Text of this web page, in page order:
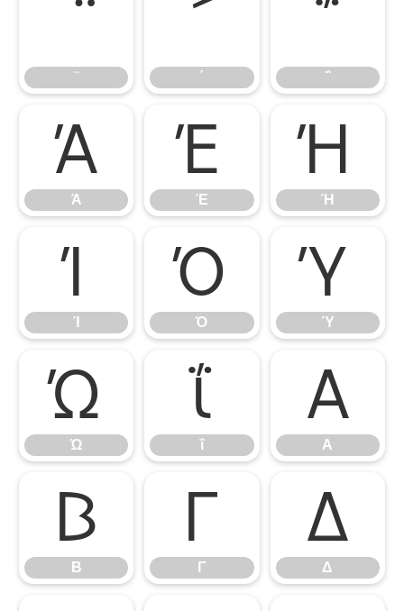
΄
΄
΅
΅
Ά
Ά
Έ
Έ
Ή
Ή
Ί
Ί
Ό
Ό
Ύ
Ύ
Ώ
Ώ
ΐ
ΐ
Α
Α
Β
Β
Γ
Γ
Δ
Δ